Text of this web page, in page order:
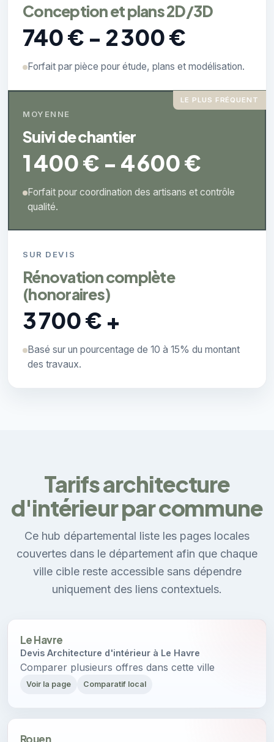
Conception et plans 2D/3D
740 € - 2 300 €
Forfait par pièce pour étude, plans et modélisation.
LE PLUS FRÉQUENT
MOYENNE
Suivi de chantier
1 400 € - 4 600 €
Forfait pour coordination des artisans et contrôle
qualité.
SUR DEVIS
Rénovation complète
(honoraires)
3 700 € +
Basé sur un pourcentage de 10 à 15% du montant
des travaux.
Tarifs architecture
d'intérieur par commune
Ce hub départemental liste les pages locales
couvertes dans le département afin que chaque
ville cible reste accessible sans dépendre
uniquement des liens contextuels.
Le Havre
Devis Architecture d'intérieur à Le Havre
Comparer plusieurs offres dans cette ville
Voir la page Comparatif local
Rouen